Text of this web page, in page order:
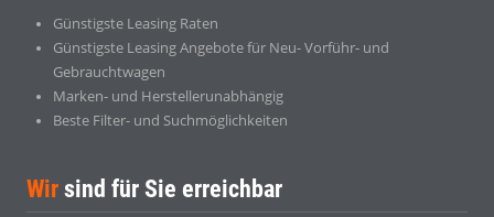
Günstigste Leasing Raten
Günstigste Leasing Angebote für Neu- Vorführ- und
Gebrauchtwagen
Marken- und Herstellerunabhängig
Beste Filter- und Suchmöglichkeiten
Wir sind für Sie erreichbar